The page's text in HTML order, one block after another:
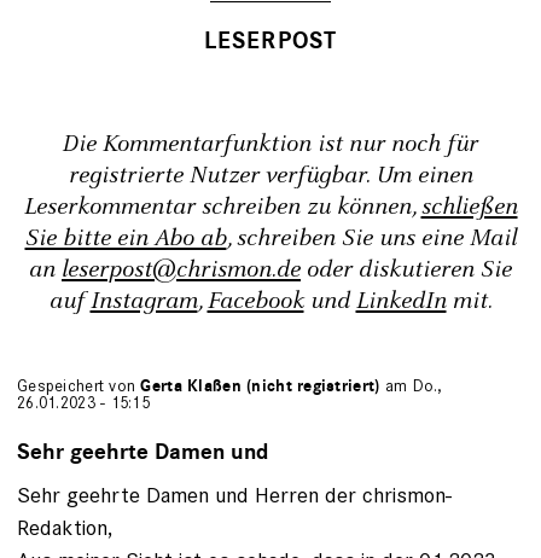
Die Kommentarfunktion ist nur noch für
registrierte Nutzer verfügbar. Um einen
Leserkommentar schreiben zu können,schließen
Sie bitte ein Abo ab, schreiben Sie uns eine Mail
an leserpost@chrismon.de oder diskutieren Sie
aufInstagram,FacebookundLinkedInmit.
Gespeichert vonGerta Klaßen (nicht registriert) am Do.,
26.01.2023 - 15:15
Sehr geehrte Damen und
Sehr geehrte Damen und Herren der chrismon-
Redaktion,